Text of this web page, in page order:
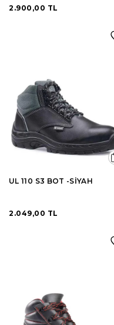
2.900,00 TL
UL 110 S3 BOT -SİYAH
2.049,00 TL